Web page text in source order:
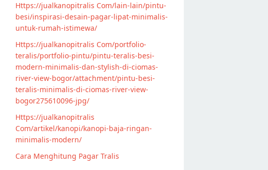
Https://jualkanopitralis Com/lain-lain/pintu-
besi/inspirasi-desain-pagar-lipat-minimalis-
untuk-rumah-istimewa/
Https://jualkanopitralis Com/portfolio-
teralis/portfolio-pintu/pintu-teralis-besi-
modern-minimalis-dan-stylish-di-ciomas-
river-view-bogor/attachment/pintu-besi-
teralis-minimalis-di-ciomas-river-view-
bogor275610096-jpg/
Https://jualkanopitralis
Com/artikel/kanopi/kanopi-baja-ringan-
minimalis-modern/
Cara Menghitung Pagar Tralis